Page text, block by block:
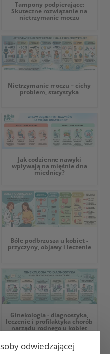
odwiedzającej
Tampony podpierające:
Skuteczne rozwiązanie na
nietrzymanie moczu
Nietrzymanie moczu – cichy
problem, statystyka
Jak codzienne nawyki
wpływają na mięśnie dna
miednicy?
Bóle podbrzusza u kobiet -
przyczyny, objawy i leczenie
Ginekologia - diagnostyka,
leczenie i profilaktyka chorób
narządu rodnego u kobiet